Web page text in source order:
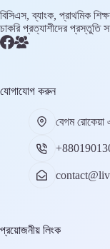
বিসিএস, ব্যাংক, প্রাথমিক
চাকরি প্রত্যাশীদের প্রস্তুতি
যোগাযোগ করুন
বেগম রোকেয়া
প্রয়োজনীয় লিংক